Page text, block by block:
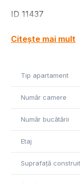
ID 11437
Citește mai mult
Tip apartament
Număr camere
Număr bucătării
Etaj
Suprafață